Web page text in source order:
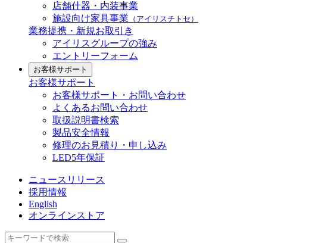
店舗什器・内装事業
施設向け家具事業 （アイリスチトセ）
業務提携・新規お取引き
アイリスグループの強み
エントリーフォーム
お客様サポート
お客様サポート
お客様サポート・お問い合わせ
よくあるお問い合わせ
取扱説明書検索
製品安全情報
修理のお見積り・申し込み
LED5年保証
ニュースリリース
採用情報
English
オンラインストア